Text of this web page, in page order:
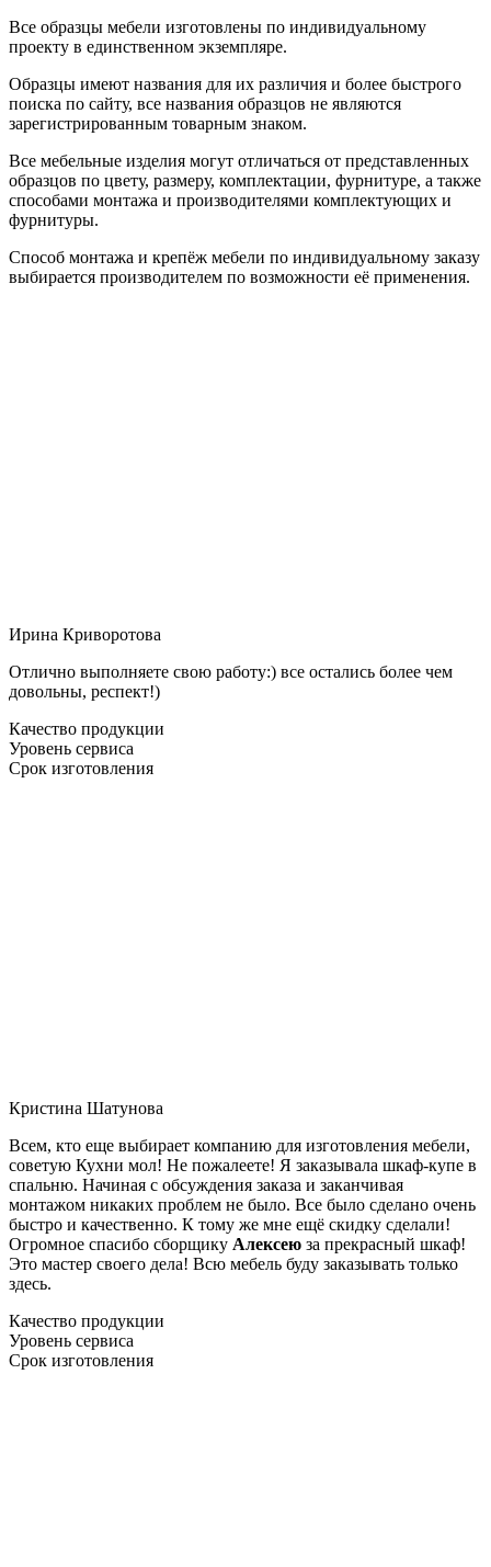
Все образцы мебели изготовлены по индивидуальному
проекту в единственном экземпляре.
Образцы имеют названия для их различия и более быстрого
поиска по сайту, все названия образцов не являются
зарегистрированным товарным знаком.
Все мебельные изделия могут отличаться от представленных
образцов по цвету, размеру, комплектации, фурнитуре, а также
способами монтажа и производителями комплектующих и
фурнитуры.
Способ монтажа и крепёж мебели по индивидуальному заказу
выбирается производителем по возможности её применения.
Ирина Криворотова
Отлично выполняете свою работу:) все остались более чем
довольны, респект!)
Качество продукции
Уровень сервиса
Срок изготовления
Кристина Шатунова
Всем, кто еще выбирает компанию для изготовления мебели,
советую Кухни мол! Не пожалеете! Я заказывала шкаф-купе в
спальню. Начиная с обсуждения заказа и заканчивая
монтажом никаких проблем не было. Все было сделано очень
быстро и качественно. К тому же мне ещё скидку сделали!
Огромное спасибо сборщику Алексею за прекрасный шкаф!
Это мастер своего дела! Всю мебель буду заказывать только
здесь.
Качество продукции
Уровень сервиса
Срок изготовления